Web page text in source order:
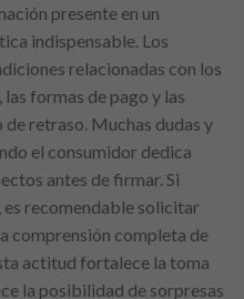
presente en un
indispensable. Los
relacionadas con los
formas de pago y las
retraso. Muchas dudas y
el consumidor dedica
antes de firmar. Si
recomendable solicitar
comprensión completa de
actitud fortalece la toma
la posibilidad de sorpresas